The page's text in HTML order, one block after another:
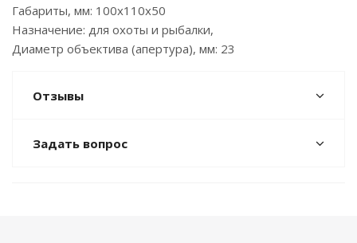
Габариты, мм: 100х110х50
Назначение: для охоты и рыбалки,
Диаметр объектива (апертура), мм: 23
Отзывы
Задать вопрос